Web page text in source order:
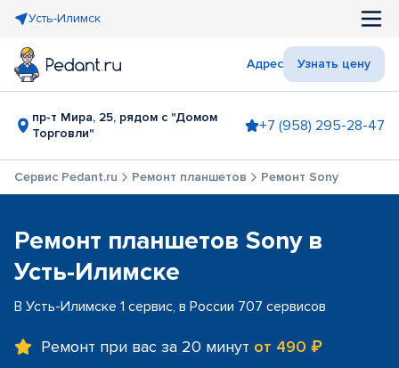
Усть-Илимск
Адрес Узнать цену
пр-т Мира, 25, рядом с "Домом
Торговли"
+7 (958) 295-28-47
Сервис Pedant.ru Ремонт планшетов Ремонт Sony
Ремонт планшетов Sony в
Усть-Илимске
В Усть-Илимске 1 сервис, в России 707 сервисов
Ремонт при вас за 20 минут от 490 ₽